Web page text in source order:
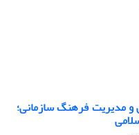
مدیریت فرهنگ سازمانی؛